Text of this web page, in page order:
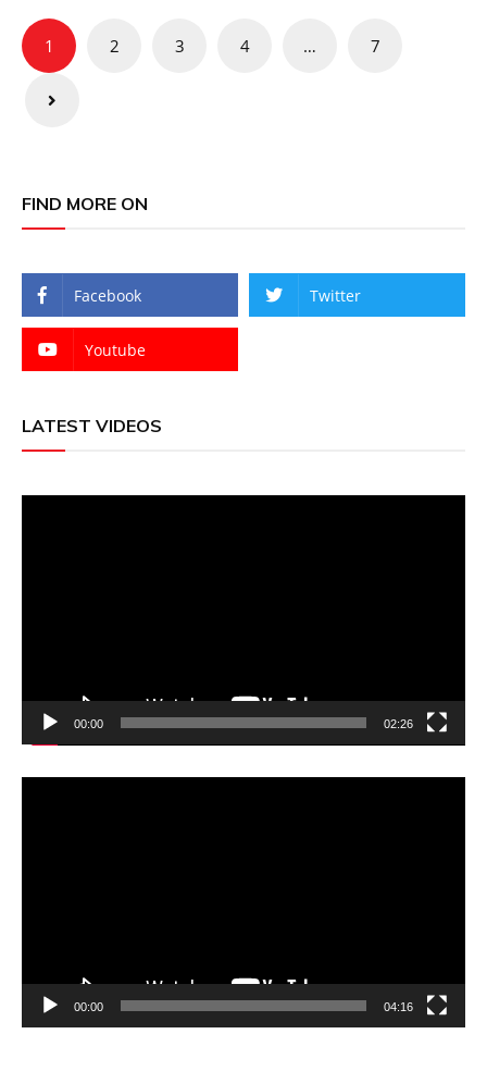
Posts
pagination
1 2 3 4 … 7
FIND MORE ON
Facebook Twitter
Youtube
LATEST VIDEOS
00:00 02:26
00:00 04:16